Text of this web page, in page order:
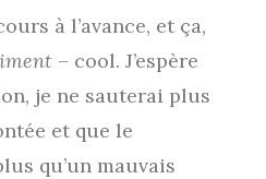
à l’avance, et ça,
– cool. J’espère
je ne sauterai plus
et que le
qu’un mauvais